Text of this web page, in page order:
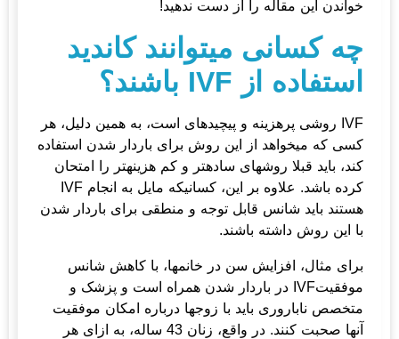
خواندن این مقاله را از دست ندهید!
چه کسانی می­توانند کاندید
استفاده از IVF باشند؟
IVF روشی پرهزینه و پیچیده­ای است، به همین دلیل، هر
کسی که می­خواهد از این روش برای باردار شدن استفاده
کند، باید قبلا روش­های ساده­تر و کم هزینه­تر را امتحان
کرده باشد. علاوه بر این، کسانیکه مایل به انجام IVF
هستند باید شانس قابل توجه و منطقی برای باردار شدن
با این روش داشته باشند.
برای مثال، افزایش سن در خانم­ها، با کاهش شانس
موفقیتIVF در باردار شدن همراه است و پزشک و
متخصص ناباروری باید با زوج­ها درباره امکان موفقیت
آنها صحبت کنند. در واقع، زنان 43 ساله، به ازای هر